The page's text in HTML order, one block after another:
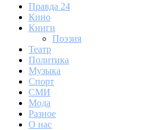
Правда 24
Кино
Книги
Поэзия
Театр
Политика
Музыка
Спорт
СМИ
Мода
Разное
О нас